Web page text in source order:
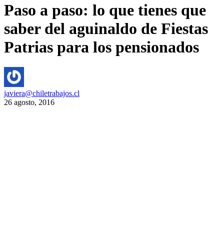
Paso a paso: lo que tienes que
saber del aguinaldo de Fiestas
Patrias para los pensionados
javiera@chiletrabajos.cl
26 agosto, 2016